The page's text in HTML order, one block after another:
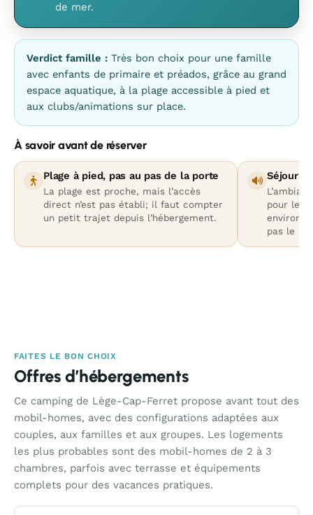
de mer.
Verdict famille : Très bon choix pour une famille
avec enfants de primaire et préados, grâce au grand
espace aquatique, à la plage accessible à pied et
aux clubs/animations sur place.
À savoir avant de réserver
Plage à pied, pas au pas de la porte
La plage est proche, mais l’accès
direct n’est pas établi; il faut compter
un petit trajet depuis l’hébergement.
Séjour
pour les
pas le
FAITES LE BON CHOIX
Offres d’hébergements
Ce camping de Lège-Cap-Ferret propose avant tout des
mobil-homes, avec des configurations adaptées aux
couples, aux familles et aux groupes. Les logements
les plus probables sont des mobil-homes de 2 à 3
chambres, parfois avec terrasse et équipements
complets pour des vacances pratiques.